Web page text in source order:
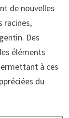
de nouvelles
racines,
Des
éléments
à ces
du